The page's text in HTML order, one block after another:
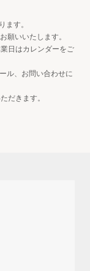
す。
願いいたします。
日はカレンダーをご
ル、お問い合わせに
だきます。